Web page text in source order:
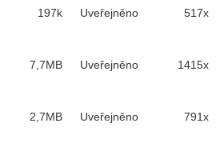
197k Uveřejněno 517x
7,7MB Uveřejněno 1415x
2,7MB Uveřejněno 791x